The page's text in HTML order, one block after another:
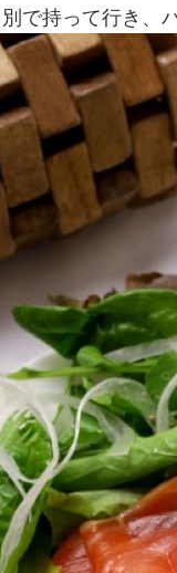
で持って行き、